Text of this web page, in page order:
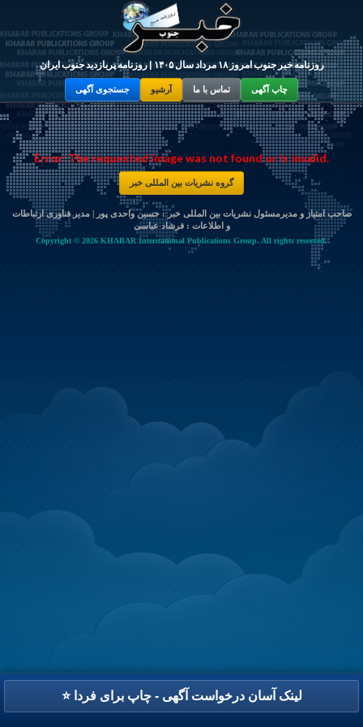
روزنامه خبر جنوب امروز ۱۸ مرداد سال ۱۴۰۵ | روزنامه پربازدید جنوب ایران
جستجوی آگهی آرشیو تماس با ما چاپ آگهی
⭐ لینک آسان درخواست آگهی - چاپ برای فردا
Error: The requested image was not found or is invalid.
گروه نشریات بین المللی خبر
صاحب امتیاز و مدیرمسئول نشریات بین المللی خبر : حسین واحدی پور | مدیر فناوری ارتباطات
و اطلاعات :فرشاد عباسی
Copyright © 2026 KHABAR International Publications Group. All rights reserved.